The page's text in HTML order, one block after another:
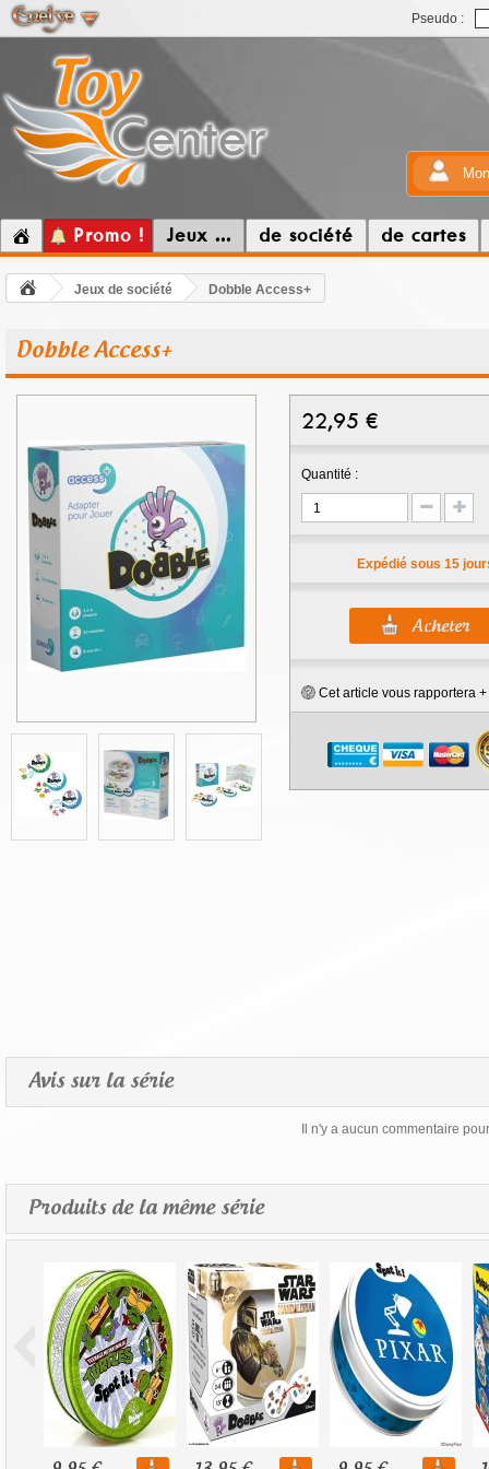
Pseudo :
Promo ! Jeux ... de société de cartes
Jeux de société Dobble Access+
Dobble Access+
22,95 €
Quantité :
Expédié sous 15
Cet article vous rapportera +
Avis sur la série
Il n'y a aucun commentaire
Produits de la même série